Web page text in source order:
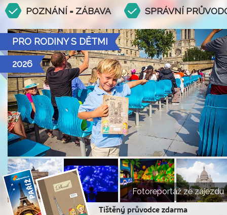
POZNÁNÍ = ZÁBAVA
SPRÁVNÍ
PRO RODINY S DĚTMI
2026
Fotoreportáž ze zájezdu
Tištěný průvodce zdarma